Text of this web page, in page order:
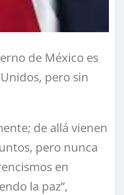
de México es
pero sin
de allá vienen
pero nunca
en
la paz”,